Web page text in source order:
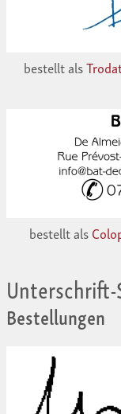
bestellt als
bestellt als
Bestellungen